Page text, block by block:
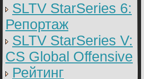
SLTV StarSeries 6:
Репортаж
SLTV StarSeries V:
CS Global Offensive
Рейтинг